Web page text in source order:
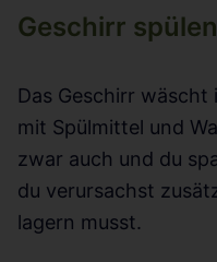
Geschirr spülen
Das Geschirr
mit Spülmittel und
zwar auch und du
du verursachst
lagern musst.